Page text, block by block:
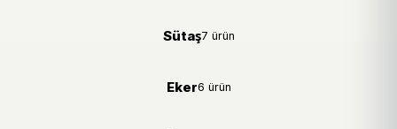
Sütaş7 ürün
Eker6 ürün